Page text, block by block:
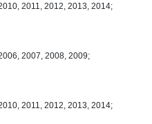
2011, 2012, 2013, 2014;
2007, 2008, 2009;
2011, 2012, 2013, 2014;